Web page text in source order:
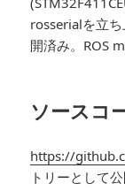
rosserialを立
開済み。ROS
ソースコ
https://
トリーとして公